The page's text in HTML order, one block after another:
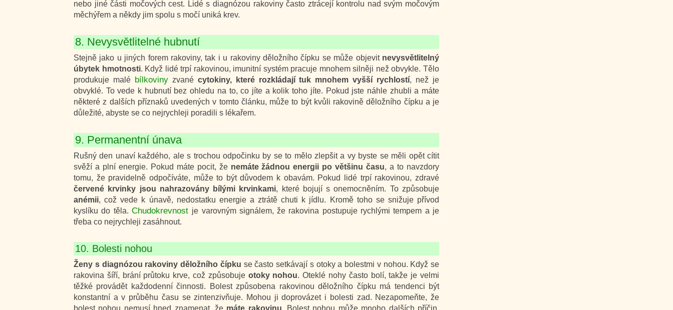
nebo jiné části močových cest. Lidé s diagnózou rakoviny často ztrácejí kontrolu nad svým močovým
měchýřem a někdy jim spolu s močí uniká krev.
8. Nevysvětlitelné hubnutí
Stejně jako u jiných forem rakoviny, tak i u rakoviny děložního čípku se může objevit nevysvětlitelný
úbytek hmotnosti. Když lidé trpí rakovinou, imunitní systém pracuje mnohem silněji než obvykle. Tělo
produkuje malé bílkovinyzvané cytokiny, které rozkládají tuk mnohem vyšší rychlostí, než je
obvyklé. To vede k hubnutí bez ohledu na to, co jíte a kolik toho jíte. Pokud jste náhle zhubli a máte
některé z dalších příznaků uvedených v tomto článku, může to být kvůli rakovině děložního čípku a je
důležité, abyste se co nejrychleji poradili s lékařem.
9. Permanentní únava
Rušný den unaví každého, ale s trochou odpočinku by se to mělo zlepšit a vy byste se měli opět cítit
svěží a plní energie. Pokud máte pocit, že nemáte žádnou energii po většinu času, a to navzdory
tomu, že pravidelně odpočíváte, může to být důvodem k obavám. Pokud lidé trpí rakovinou, zdravé
červené krvinky jsou nahrazovány bílými krvinkami, které bojují s onemocněním. To způsobuje
anémii, což vede k únavě, nedostatku energie a ztrátě chuti k jídlu. Kromě toho se snižuje přívod
kyslíku do těla. Chudokrevnost je varovným signálem, že rakovina postupuje rychlými tempem a je
třeba co nejrychleji zasáhnout.
10. Bolesti nohou
Ženy s diagnózou rakoviny děložního čípku se často setkávají s otoky a bolestmi v nohou. Když se
rakovina šíří, brání průtoku krve, což způsobuje otoky nohou. Oteklé nohy často bolí, takže je velmi
těžké provádět každodenní činnosti. Bolest způsobena rakovinou děložního čípku má tendenci být
konstantní a v průběhu času se zintenzivňuje. Mohou ji doprovázet i bolesti zad. Nezapomeňte, že
bolest nohou nemusí hned znamenat, že máte rakovinu . Bolest nohou může mnoho dalších příčin,